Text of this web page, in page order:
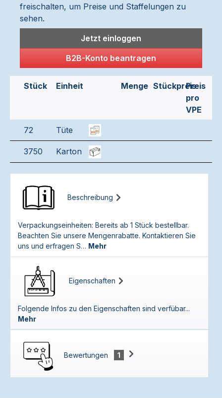
freischalten, um Preise und Staffelungen zu
sehen.
Jetzt einloggen
B2B-Konto beantragen
Stück Einheit Menge StückpreisPreis
pro
VPE
72 Tüte
3750 Karton
Beschreibung
Verpackungseinheiten: Bereits ab 1 Stück bestellbar.
Beachten Sie unsere Mengenrabatte. Kontaktieren Sie
uns und erfragen S… Mehr
Eigenschaften
Folgende Infos zu den Eigenschaften sind verfübar...
Mehr
Bewertungen 1